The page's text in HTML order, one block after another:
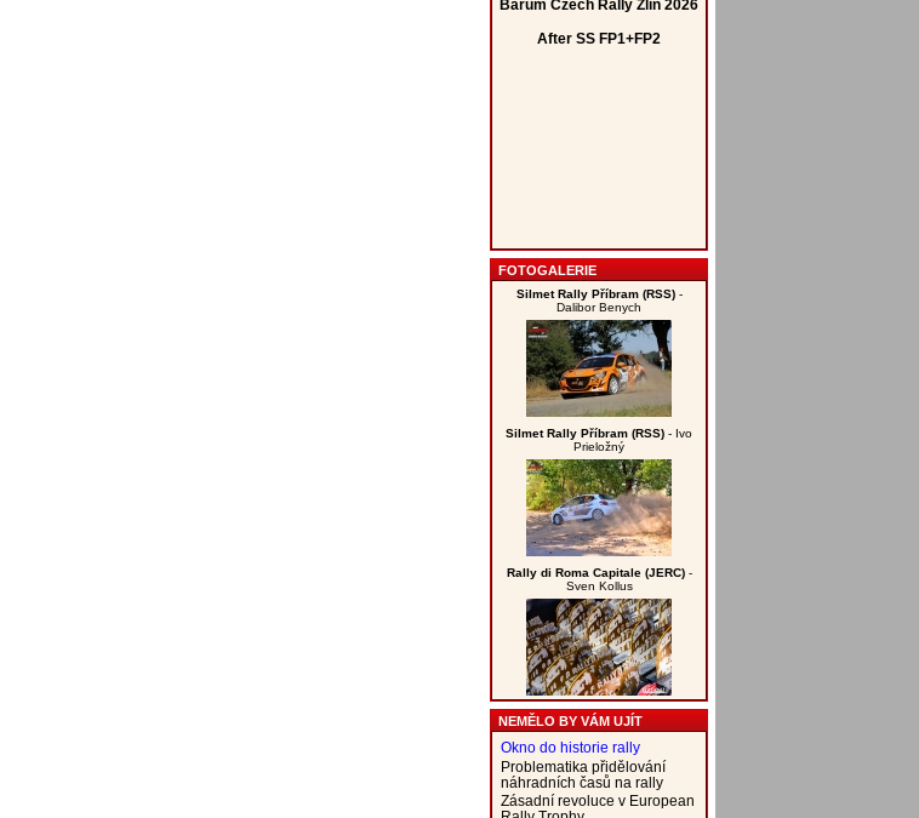
FOTOGALERIE
Silmet Rally Příbram (RSS)-
Dalibor Benych
Silmet Rally Příbram (RSS) - Ivo
Prieložný
Rally di Roma Capitale (JERC)-
Sven Kollus
NEMĚLO BY VÁM UJÍT
Okno do historie rally
Problematika přidělování
náhradních časů na rally
Zásadní revoluce v European